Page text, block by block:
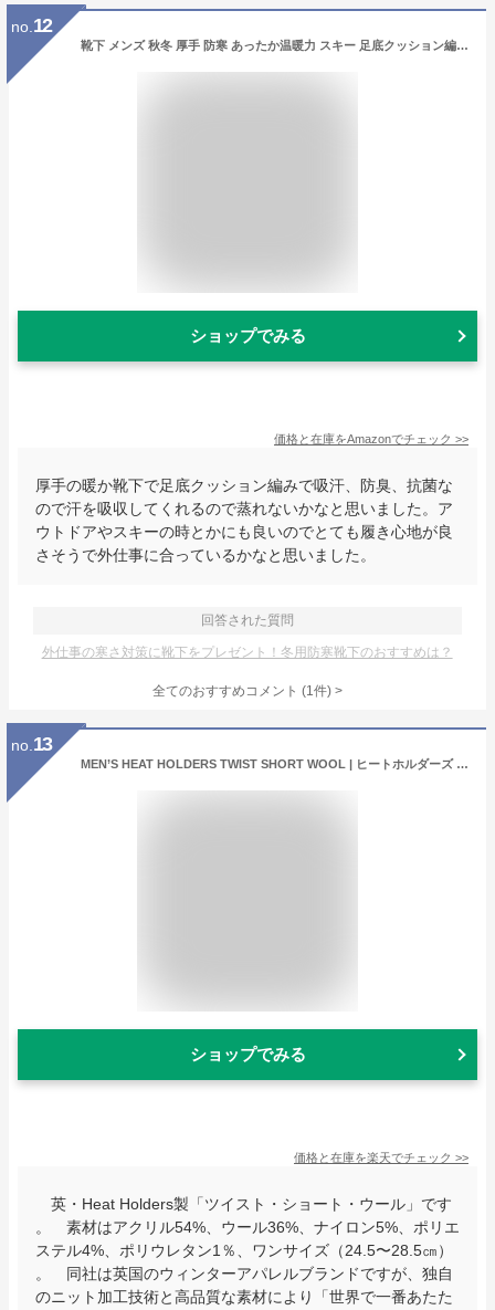
no. 12
靴下 メンズ 秋冬 厚手 防寒 あったか温暖力 スキー 足底クッション編み くつした 綿 吸汗 防臭 抗菌 靴下 アウトドア 5足セット24-28cm… (靴の下1)
ショップでみる
価格と在庫をAmazonでチェック >>
厚手の暖か靴下で足底クッション編みで吸汗、防臭、抗菌な
ので汗を吸収してくれるので蒸れないかなと思いました。ア
ウトドアやスキーの時とかにも良いのでとても履き心地が良
さそうで外仕事に合っているかなと思いました。
回答された質問
外仕事の寒さ対策に靴下をプレゼント！冬用防寒靴下のおすすめは？
全てのおすすめコメント (1件) >
no. 13
MEN’S HEAT HOLDERS TWIST SHORT WOOL | ヒートホルダーズ 暖かい 温かい あたたかい 防寒 くつした 靴下 くつ下 日本 イギリス もこもこ はき心地 家 リラックス 室内 アウトドア プレゼント ギフト おうち 冬 冷え 冷え性 足先
ショップでみる
価格と在庫を楽天でチェック >>
英・Heat Holders製「ツイスト・ショート・ウール」です
。 素材はアクリル54%、ウール36%、ナイロン5%、ポリエ
ステル4%、ポリウレタン1％、ワンサイズ（24.5〜28.5㎝）
。 同社は英国のウィンターアパレルブランドですが、独自
のニット加工技術と高品質な素材により「世界で一番あたた